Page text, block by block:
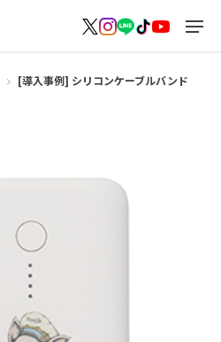
[導入事例] シリコンケーブルバンド